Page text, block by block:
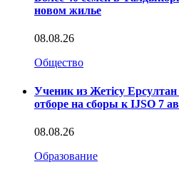
новом жилье
08.08.26
Общество
Ученик из Жетісу
отборе на сборы к IJSO 7
08.08.26
Образование